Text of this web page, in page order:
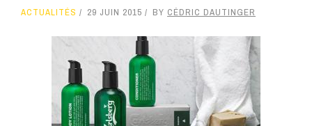
ACTUALITÉS 29 JUIN 2015 BY CÉDRIC DAUTINGER